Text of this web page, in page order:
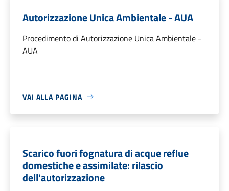
Autorizzazione Unica Ambientale - AUA
Procedimento di Autorizzazione Unica Ambientale -
AUA
VAI ALLA PAGINA
Scarico fuori fognatura di acque reflue
domestiche e assimilate: rilascio
dell'autorizzazione